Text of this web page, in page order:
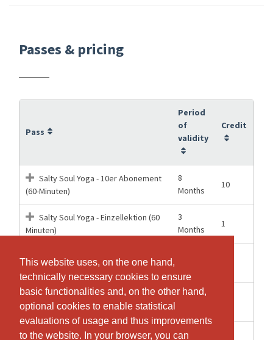
This website uses, on the one hand,
technically necessary cookies to ensure
basic functionalities and, on the other hand,
optional cookies to enable statistical
evaluations of usage and thus improvements
to the website. In your browser, you can
This website uses, on the one hand,
technically necessary cookies to ensure
basic functionalities and, on the other hand,
optional cookies to enable statistical
evaluations of usage and thus improvements
to the website. In your browser, you can
Passes & pricing
Pass
Period
of
validity
Credit
Salty Soul Yoga - 10er Abonement
(60-Minuten)
8
Months
10
Salty Soul Yoga - Einzellektion (60
Minuten)
3
Months
1
Salty Soul Yoga - Yoga im Advent (3
Termine/ 75 Minuten)
Schnupperlektion, kann nur einmal
gebucht werden
3